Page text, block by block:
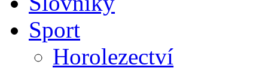
Sport
Horolezectví